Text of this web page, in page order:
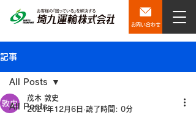
お問い合わせ
記事
All Posts
All Posts
茂木 敦史
2021年12月6日 読了時間: 0分